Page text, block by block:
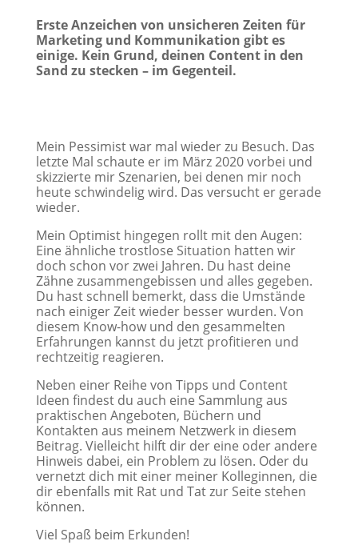
Erste Anzeichen von unsicheren Zeiten für
Marketing und Kommunikation gibt es
einige. Kein Grund, deinen Content in den
Sand zu stecken – im Gegenteil.
Mein Pessimist war mal wieder zu Besuch. Das
letzte Mal schaute er im März 2020 vorbei und
skizzierte mir Szenarien, bei denen mir noch
heute schwindelig wird. Das versucht er gerade
wieder.
Mein Optimist hingegen rollt mit den Augen:
Eine ähnliche trostlose Situation hatten wir
doch schon vor zwei Jahren. Du hast deine
Zähne zusammengebissen und alles gegeben.
Du hast schnell bemerkt, dass die Umstände
nach einiger Zeit wieder besser wurden. Von
diesem Know-how und den gesammelten
Erfahrungen kannst du jetzt profitieren und
rechtzeitig reagieren.
Neben einer Reihe von Tipps und Content
Ideen findest du auch eine Sammlung aus
praktischen Angeboten, Büchern und
Kontakten aus meinem Netzwerk in diesem
Beitrag. Vielleicht hilft dir der eine oder andere
Hinweis dabei, ein Problem zu lösen. Oder du
vernetzt dich mit einer meiner Kolleginnen, die
dir ebenfalls mit Rat und Tat zur Seite stehen
können.
Viel Spaß beim Erkunden!